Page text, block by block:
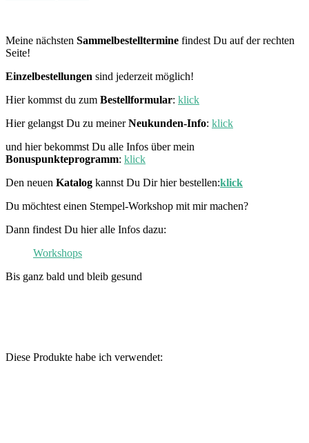
Meine nächsten Sammelbestelltermine findest Du auf der rechten
Seite!
Einzelbestellungen sind jederzeit möglich!
Hier kommst du zum Bestellformular: klick
Hier gelangst Du zu meinerNeukunden-Info: klick
und hier bekommst Du alle Infos über mein
Bonuspunkteprogramm: klick
Den neuen Katalog kannst Du Dir hier bestellen:klick
Du möchtest einen Stempel-Workshop mit mir machen?
Dann findest Du hier alle Infos dazu:
Workshops
Bis ganz bald und bleib gesund
Diese Produkte habe ich verwendet: